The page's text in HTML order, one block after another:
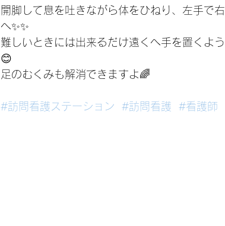
開脚して息を吐きながら体をひねり、左手で
へ✨✨
難しいときには出来るだけ遠くへ手を置くよ
😊
足のむくみも解消できますよ🌈
#訪問看護ステーション #訪問看護 #看護師